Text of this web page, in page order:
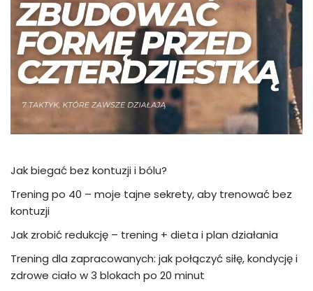
Jak biegać bez kontuzji i bólu?
Trening po 40 – moje tajne sekrety, aby trenować bez
kontuzji
Jak zrobić redukcję – trening + dieta i plan działania
Trening dla zapracowanych: jak połączyć siłę, kondycję i
zdrowe ciało w 3 blokach po 20 minut